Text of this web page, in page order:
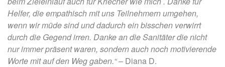
Helfer, die empathisch mit uns Teilnehmern umgehen,
wenn wir müde sind und dadurch ein bisschen verwirrt
durch die Gegend irren. Danke an die Sanitäter die nicht
nur immer präsent waren, sondern auch noch motivierende
Worte mit auf den Weg gaben.“– Diana D.